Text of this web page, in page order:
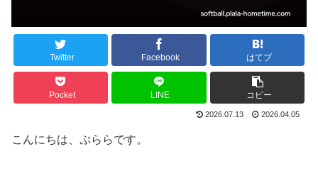
Twitter Facebook はてブ
Pocket LINE コピー
2026.07.13 2026.04.05
こんにちは、ぷららです。